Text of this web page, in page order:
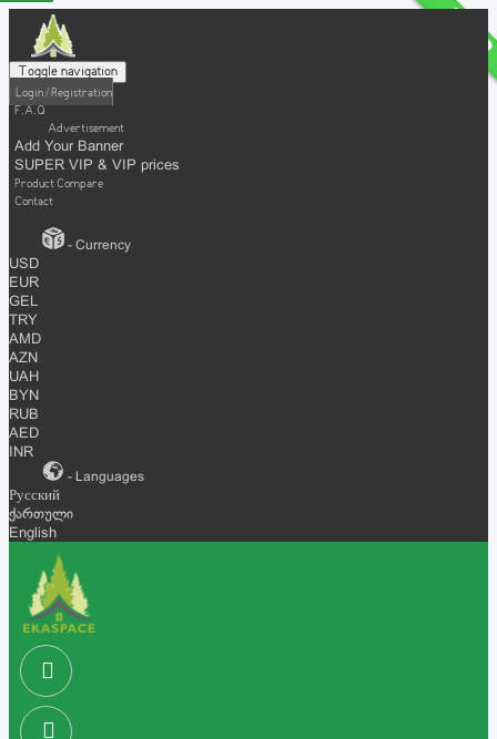
Toggle navigation
Login / Registration
F.A.Q
Advertisement
Add Your Banner
SUPER VIP & VIP prices
Product Compare
Contact
- Currency
USD
EUR
GEL
TRY
AMD
AZN
UAH
BYN
RUB
AED
INR
- Languages
Русский
ქართული
English